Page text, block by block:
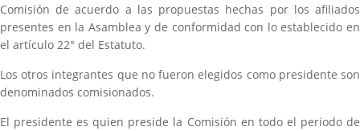
Comisión de acuerdo a las propuestas hechas por los afiliados
presentes en la Asamblea y de conformidad con lo establecido en
el artículo 22° del Estatuto.
Los otros integrantes que no fueron elegidos como presidente son
denominados comisionados.
El presidente es quien preside la Comisión en todo el periodo de